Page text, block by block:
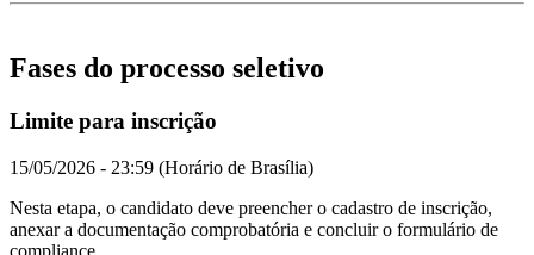
Fases do processo seletivo
Limite para inscrição
15/05/2026 - 23:59 (Horário de Brasília)
Nesta etapa, o candidato deve preencher o cadastro de inscrição,
anexar a documentação comprobatória e concluir o formulário de
compliance.